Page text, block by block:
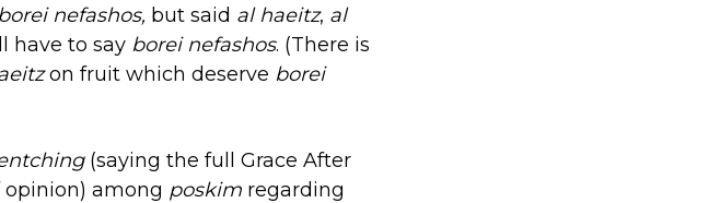
nefashos, but said al haeitz, al
have to say borei nefashos. (There is
on fruit which deserve borei
(saying the full Grace After
among poskim regarding